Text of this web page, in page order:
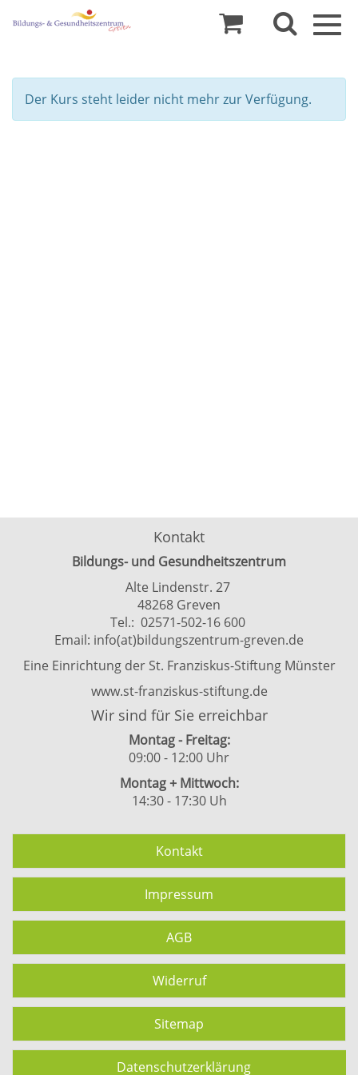
Der Kurs steht leider nicht mehr zur Verfügung.
Kontakt
Bildungs- und Gesundheitszentrum
Alte Lindenstr. 27
48268 Greven
Tel.: 02571-502-16 600
Email: info(at)bildungszentrum-greven.de
Eine Einrichtung der St. Franziskus-Stiftung Münster
www.st-franziskus-stiftung.de
Wir sind für Sie erreichbar
Montag - Freitag:
09:00 - 12:00 Uhr
Montag + Mittwoch:
14:30 - 17:30 Uh
Kontakt
Impressum
AGB
Widerruf
Sitemap
Datenschutzerklärung